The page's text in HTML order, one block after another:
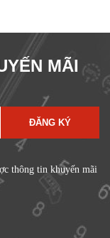
MÃI
ĐĂNG KÝ
thông tin khuyến mãi